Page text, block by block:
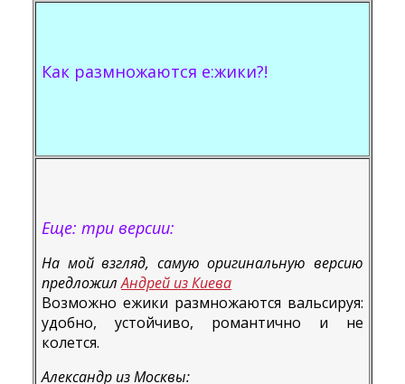
Как размножаются e:жики?!
Ещe: три версии:
На мой взгляд, самую оригинальную версию
предложилАндрей из Киева
Возможно ежики размножаются вальсируя:
удобно, устойчиво, романтично и не
колется.
Александр из Москвы: